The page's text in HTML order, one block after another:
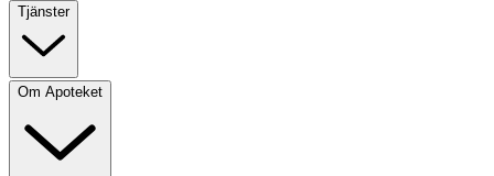
Tjänster
Om Apoteket